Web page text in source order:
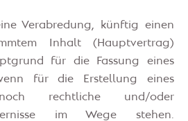
Verabredung, künftig einen
Inhalt (Hauptvertrag)
für die Fassung eines
für die Erstellung eines
rechtliche und/oder
im Wege stehen.